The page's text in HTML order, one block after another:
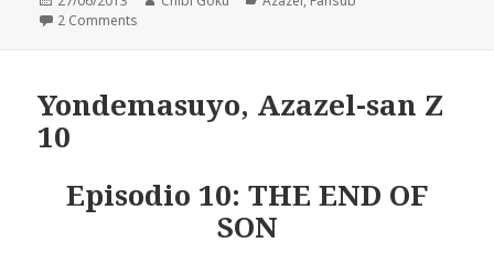
on
2 Comments
Yondemasuyo, Azazel-san Z
10
Episodio 10: THE END OF
SON